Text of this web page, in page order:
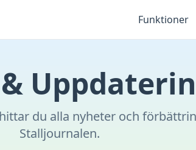
Funktioner
du alla nyheter och
Stalljournalen.